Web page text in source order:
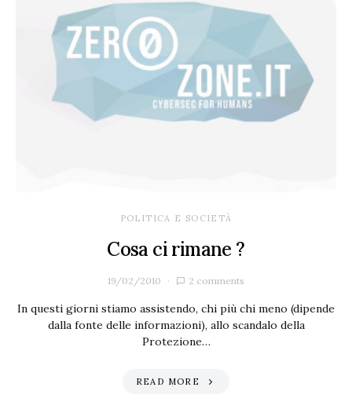
POLITICA E SOCIETÀ
Cosa ci rimane ?
19/02/2010 2 comments
In questi giorni stiamo assistendo, chi più chi meno (dipende
dalla fonte delle informazioni), allo scandalo della
Protezione…
READ MORE